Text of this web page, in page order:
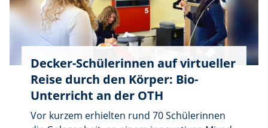
Decker-Schulen um Anmeldung bis zum
Montag, 29. Juni, unter www.djds.de.
Decker-Schülerinnen auf virtueller
Reise durch den Körper: Bio-
Unterricht an der OTH
Vor kurzem erhielten rund 70 Schülerinnen